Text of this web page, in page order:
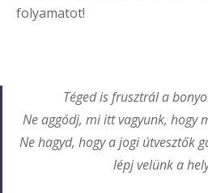
folyamatot!
Téged is frusztrál a
Ne aggódj, mi itt vagyunk, hogy
Ne hagyd, hogy a jogi útvesztők
lépj velünk a